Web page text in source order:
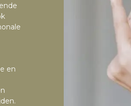
en